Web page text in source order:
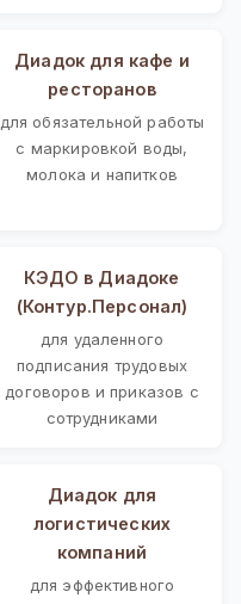
Диадок для кафе и
ресторанов
для обязательной работы
с маркировкой воды,
молока и напитков
КЭДО в Диадоке
(Контур.Персонал)
для удаленного
подписания трудовых
договоров и приказов с
сотрудниками
Диадок для
логистических
компаний
для эффективного